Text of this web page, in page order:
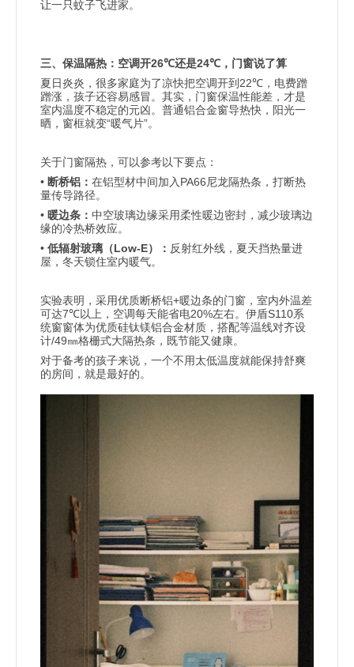
让一只蚊子飞进家。
三、保温隔热：空调开26℃还是24℃ ，门窗说了算
夏日炎炎，很多家庭为了凉快把空调开到 22℃ ，电费蹭
蹭涨，孩子还容易感冒。其实，门窗保温性能差，才是
室内温度不稳定的元凶。普通铝合金窗导热快，阳光一
晒，窗框就变“暖气片”。
关于门窗隔热，可以参考以下要点：
• 断桥铝： 在铝型材中间加入 PA66 尼龙隔热条，打断热
量传导路径。
• 暖边条： 中空玻璃边缘采用柔性暖边密封，减少玻璃边
缘的冷热桥效应。
• 低辐射玻璃（Low-E）： 反射红外线，夏天挡热量进
屋，冬天锁住室内暖气。
实验表明，采用优质断桥铝+暖边条的门窗，室内外温差
可达7℃以上，空调每天能省电20%左右。伊盾S110系
统窗窗体为优质硅钛镁铝合金材质，搭配等温线对齐设
计/49㎜格栅式大隔热条，既节能又健康。
对于备考的孩子来说，一个不用太低温度就能保持舒爽
的房间，就是最好的。